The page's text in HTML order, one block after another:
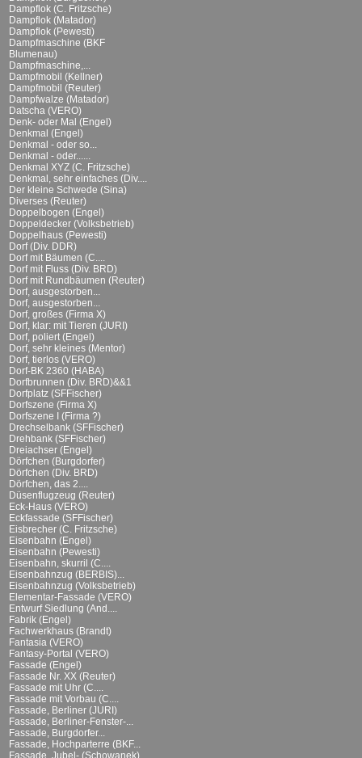
Dampflok (C. Fritzsche)
Dampflok (Matador)
Dampflok (Pewesti)
Dampfmaschine (BKF
Blumenau)
Dampfmaschine,...
Dampfmobil (Kellner)
Dampfmobil (Reuter)
Dampfwalze (Matador)
Datscha (VERO)
Denk- oder Mal (Engel)
Denkmal (Engel)
Denkmal - oder so...
Denkmal - oder......
Denkmal XYZ (C. Fritzsche)
Denkmal, sehr einfaches (Div....
Der kleine Schwede (Sina)
Diverses (Reuter)
Doppelbogen (Engel)
Doppeldecker (Volksbetrieb)
Doppelhaus (Pewesti)
Dorf (Div. DDR)
Dorf mit Bäumen (C....
Dorf mit Fluss (Div. BRD)
Dorf mit Rundbäumen (Reuter)
Dorf, ausgestorben...
Dorf, ausgestorben...
Dorf, großes (Firma X)
Dorf, klar: mit Tieren (JURI)
Dorf, poliert (Engel)
Dorf, sehr kleines (Mentor)
Dorf, tierlos (VERO)
Dorf-BK 2360 (HABA)
Dorfbrunnen (Div. BRD)&&1
Dorfplatz (SFFischer)
Dorfszene (Firma X)
Dorfszene I (Firma ?)
Drechselbank (SFFischer)
Drehbank (SFFischer)
Dreiachser (Engel)
Dörfchen (Burgdorfer)
Dörfchen (Div. BRD)
Dörfchen, das 2....
Düsenflugzeug (Reuter)
Eck-Haus (VERO)
Eckfassade (SFFischer)
Eisbrecher (C. Fritzsche)
Eisenbahn (Engel)
Eisenbahn (Pewesti)
Eisenbahn, skurril (C....
Eisenbahnzug (BERBIS)...
Eisenbahnzug (Volksbetrieb)
Elementar-Fassade (VERO)
Entwurf Siedlung (And....
Fabrik (Engel)
Fachwerkhaus (Brandt)
Fantasia (VERO)
Fantasy-Portal (VERO)
Fassade (Engel)
Fassade Nr. XX (Reuter)
Fassade mit Uhr (C....
Fassade mit Vorbau (C....
Fassade, Berliner (JURI)
Fassade, Berliner-Fenster-...
Fassade, Burgdorfer...
Fassade, Hochparterre (BKF...
Fassade, Jubel- (Schowanek)